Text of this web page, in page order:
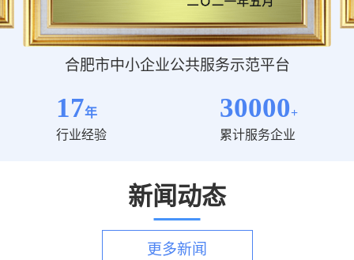
合肥市中小企业公共服务示范平台
17年
行业经验
30000+
累计服务企业
新闻动态
更多新闻